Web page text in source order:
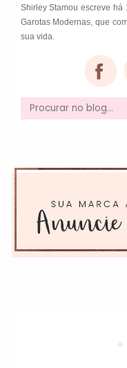
Shirley Stamou escreve
Garotas Modernas, que
sua vida.